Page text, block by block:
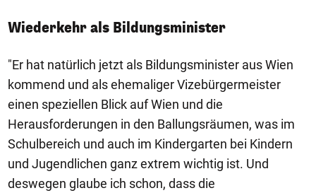
Wiederkehr als Bildungsminister
"Er hat natürlich jetzt als Bildungsminister aus Wien
kommend und als ehemaliger Vizebürgermeister
einen speziellen Blick auf Wien und die
Herausforderungen in den Ballungsräumen, was im
Schulbereich und auch im Kindergarten bei Kindern
und Jugendlichen ganz extrem wichtig ist. Und
deswegen glaube ich schon, dass die